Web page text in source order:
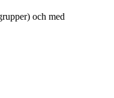
och med